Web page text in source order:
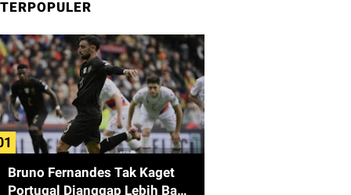
TERPOPULER
Bruno Fernandes Tak Kaget
Portugal Dianggap Lebih Baik